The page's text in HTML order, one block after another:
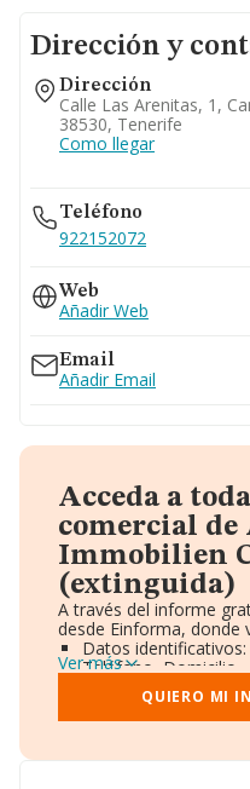
Dirección y
Dirección
Calle Las Arenitas, 1,
38530, Tenerife
Como llegar
Teléfono
922152072
Web
Añadir Web
Email
Añadir Email
Acceda a
comercial
Immobilien
(extinguida)
A través del informe
desde Einforma, donde
Datos
Teléfono, Domicilio.
Informe Mercantil
Gráficos de
Consejo de
Accionistas.
Ver más
QUIERO MI